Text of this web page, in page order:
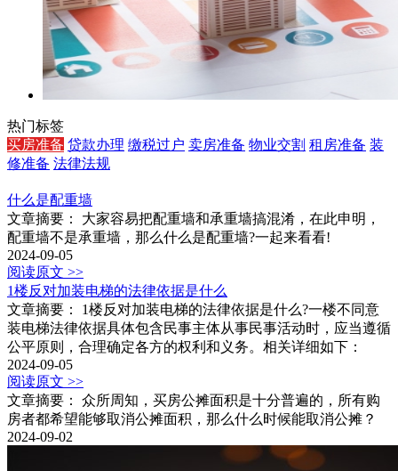
热门标签
买房准备 贷款办理 缴税过户 卖房准备 物业交割 租房准备 装
修准备 法律法规
什么是配重墙
文章摘要： 大家容易把配重墙和承重墙搞混淆，在此申明，
配重墙不是承重墙，那么什么是配重墙?一起来看看!
2024-09-05
阅读原文 >>
1楼反对加装电梯的法律依据是什么
文章摘要： 1楼反对加装电梯的法律依据是什么?一楼不同意
装电梯法律依据具体包含民事主体从事民事活动时，应当遵循
公平原则，合理确定各方的权利和义务。相关详细如下：
2024-09-05
阅读原文 >>
文章摘要： 众所周知，买房公摊面积是十分普遍的，所有购
房者都希望能够取消公摊面积，那么什么时候能取消公摊？
2024-09-02